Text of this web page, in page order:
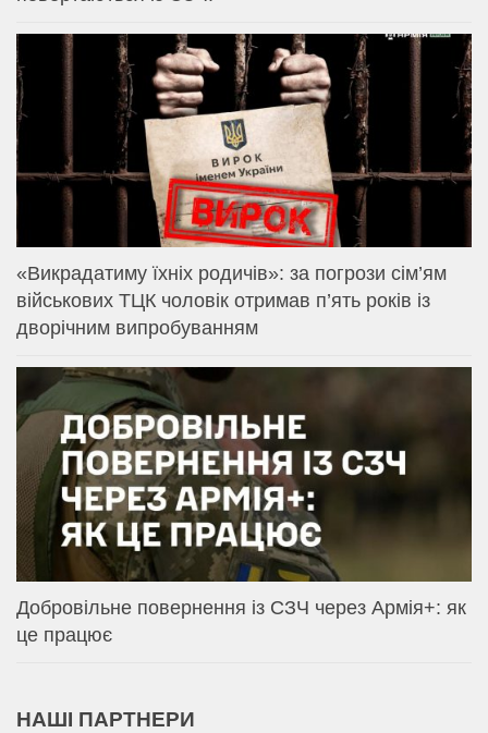
«Викрадатиму їхніх родичів»: за погрози сім’ям
військових ТЦК чоловік отримав п’ять років із
дворічним випробуванням
Добровільне повернення із СЗЧ через Армія+: як
це працює
НАШІ ПАРТНЕРИ